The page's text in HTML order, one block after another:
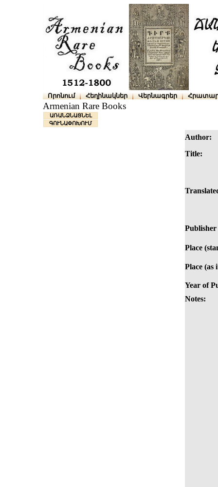
Որոնում Հեղինակներ Վերնագրեր
Armenian Rare Books
ԱՌԱՆՁՆԱՑՆԵԼ
ԳՈՒՆԱՓՈԽՈՒՄ
Author:
Title:
Place
Place (as
Year of
Notes: